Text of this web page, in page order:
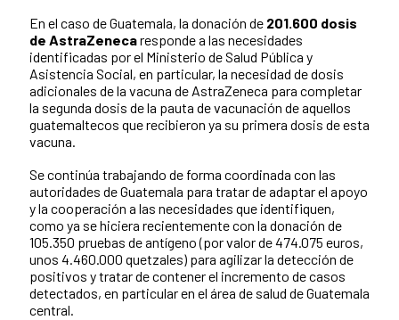
En el caso de Guatemala, la donación de 201.600 dosis
de AstraZenecaresponde a las necesidades
identificadas por el Ministerio de Salud Pública y
Asistencia Social, en particular, la necesidad de dosis
adicionales de la vacuna de AstraZeneca para completar
la segunda dosis de la pauta de vacunación de aquellos
guatemaltecos que recibieron ya su primera dosis de esta
vacuna.
Se continúa trabajando de forma coordinada con las
autoridades de Guatemala para tratar de adaptar el apoyo
y la cooperación a las necesidades que identifiquen,
como ya se hiciera recientemente con la donación de
105.350 pruebas de antígeno (por valor de 474.075 euros,
unos 4.460.000 quetzales) para agilizar la detección de
positivos y tratar de contener el incremento de casos
detectados, en particular en el área de salud de Guatemala
central.